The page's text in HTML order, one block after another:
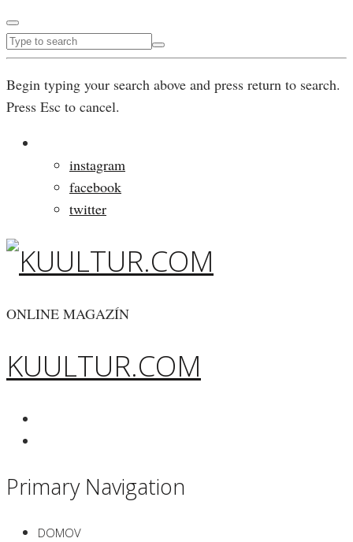
Begin typing your search above and press return to search.
Press Esc to cancel.
instagram
facebook
twitter
ONLINE MAGAZÍN
KUULTUR.COM
Primary Navigation
DOMOV